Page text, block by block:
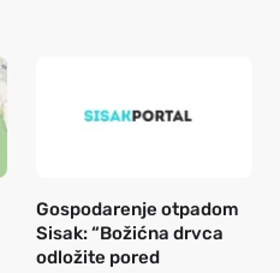
Gospodarenje otpadom
Sisak: “Božićna drvca
odložite pored